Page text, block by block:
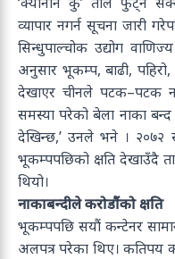
व्यापार नगर्न सूचना जारी
सिन्धुपाल्चोक उद्योग
अनुसार भूकम्प, बाढी,
देखाएर चीनले पटक–पटक
समस्या परेको बेला नाका
देखिन्छ,’ उनले भने । २०७२
भूकम्पपछिको क्षति देखाउँदै
थियो।
नाकाबन्दीले करोडौंको क्षति
भूकम्पपछि सयौं कन्टेनर
अलपत्र परेका थिए। कतिपय